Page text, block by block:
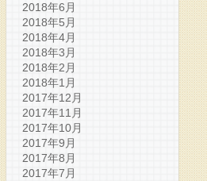
2018年6月
2018年5月
2018年4月
2018年3月
2018年2月
2018年1月
2017年12月
2017年11月
2017年10月
2017年9月
2017年8月
2017年7月